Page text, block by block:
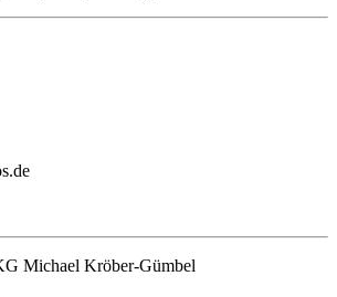
Michael Kröber-Gümbel